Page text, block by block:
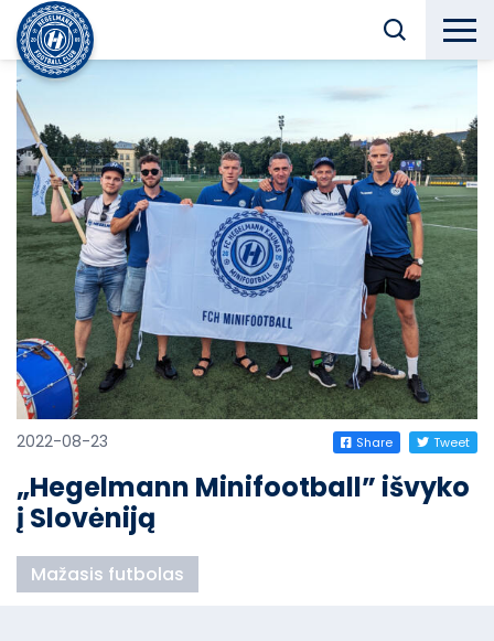
2022-08-23 Share Tweet
„Hegelmann Minifootball” išvyko
į Slovėniją
Mažasis futbolas